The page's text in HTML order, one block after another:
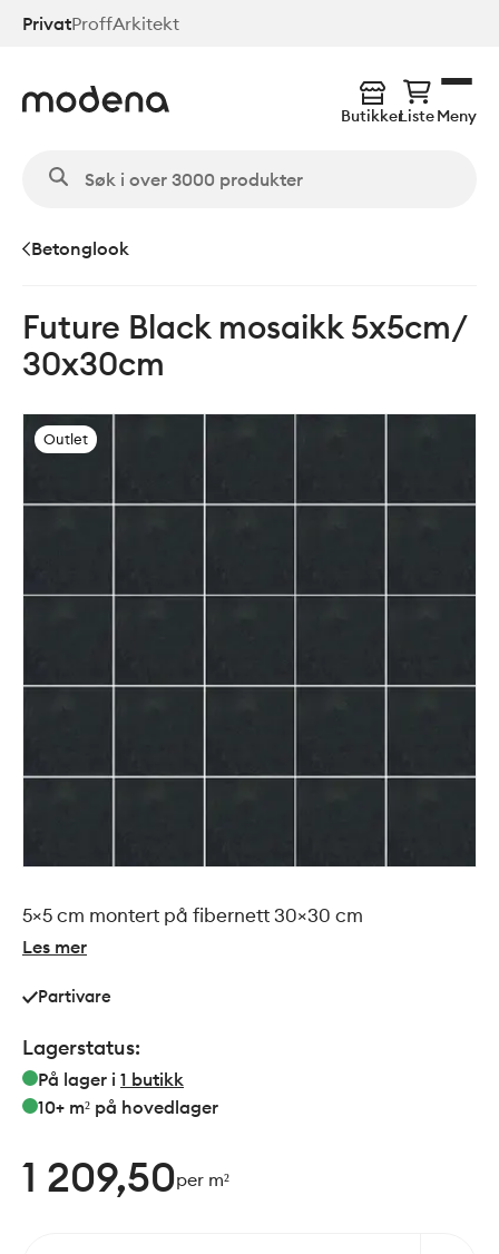
Hopp
PrivatProffArkitekt
ButikkerListeMeny
Betonglook
Future Black mosaikk 5x5cm/
30x30cm
Outlet
5×5 cm montert på fibernett 30×30 cm
Les mer
Partivare
Lagerstatus:
På lager i 1 butikk
10+ m² på hovedlager
1 209,50per m²